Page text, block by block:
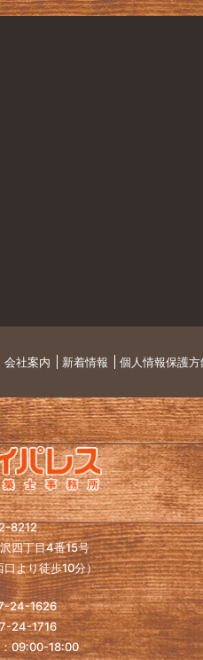
会社案内 新着情報 個人情報保護方
8212
四丁目4番15号
より徒歩10分）
24-1626
24-1716
09:00-18:00